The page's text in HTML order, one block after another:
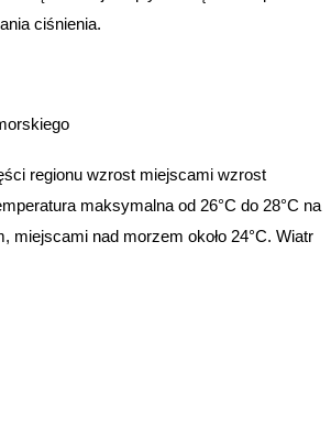
ciśnienia.
regionu wzrost miejscami wzrost
maksymalna od 26°C do 28°C na
miejscami nad morzem około 24°C. Wiatr